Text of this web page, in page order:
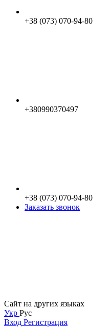
+38 (073) 070-94-80
+380990370497
+38 (073) 070-94-80
Заказать звонок
Сайт на других языках
Укр Рус
Вход Регистрация